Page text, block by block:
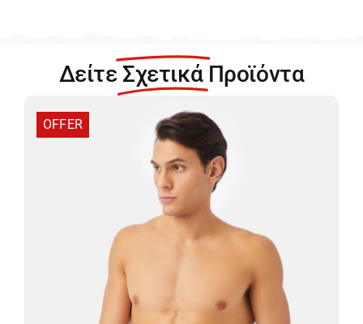
37602-
Δείτε Σχετικά Προϊόντα
OFFER